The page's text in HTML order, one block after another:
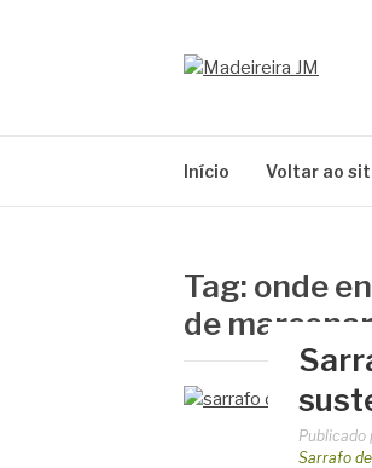
Início Voltar ao
Tag: onde
de
Publicado
Sarrafo